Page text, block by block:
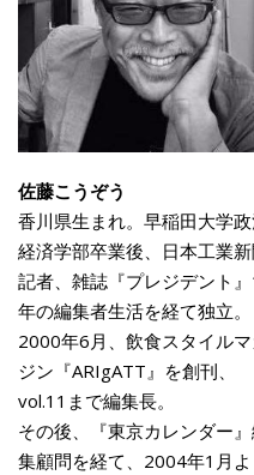
佐藤こうぞう
香川県生まれ。早稲田大学
経済学部卒業後、日本工業
記者、雑誌『プレジデント
年の編集者生活を経て独立。
2000年6月、飲食スタイル
ジン『ARIgATT』を創刊、
vol.11まで編集長。
その後、『東京カレンダー
集顧問を経て、2004年1月よ